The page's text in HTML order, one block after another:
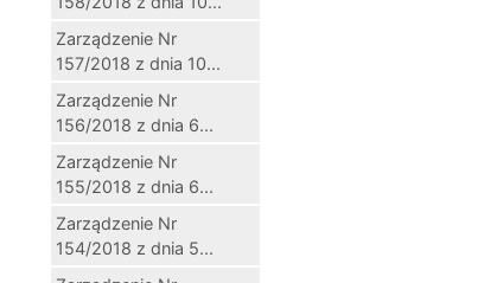
Zarządzenie Nr
157/2018 z dnia 10...
Zarządzenie Nr
156/2018 z dnia 6...
Zarządzenie Nr
155/2018 z dnia 6...
Zarządzenie Nr
154/2018 z dnia 5...